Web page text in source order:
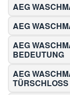
AEG
AEG
AEG
BEDEUTUNG
AEG
TÜRSCHLOSS